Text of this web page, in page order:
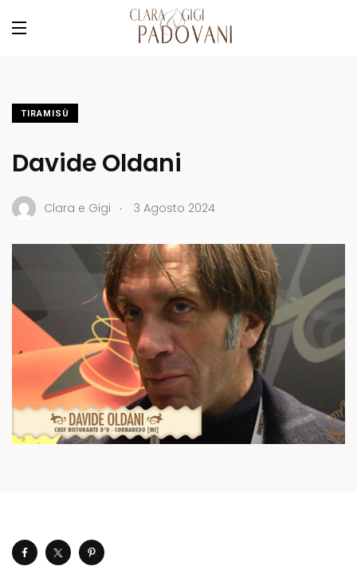
TIRAMISÙ
Davide Oldani
Clara e Gigi . 3 Agosto 2024